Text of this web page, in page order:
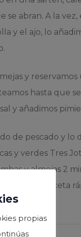
se abran. A la
y el ajo, lo
y
hasta que
y añadimos
de pescado y lo
y verdes Tres
y almejas 2
Una receta
propias